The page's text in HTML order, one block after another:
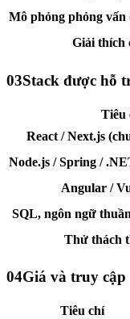
Mô phỏng phỏng
Giải thích
03Stack được hỗ
Tiêu
React / Next.js
Node.js / Spring /
Angular /
SQL, ngôn ngữ
Thử thách
04Giá và truy cập
Tiêu chí